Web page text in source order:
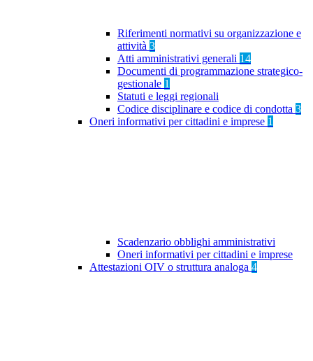
Riferimenti normativi su organizzazione e
attività 3
Atti amministrativi generali 14
Documenti di programmazione strategico-
gestionale 1
Statuti e leggi regionali
Codice disciplinare e codice di condotta 3
Oneri informativi per cittadini e imprese 1
Scadenzario obblighi amministrativi
Oneri informativi per cittadini e imprese
Attestazioni OIV o struttura analoga 4